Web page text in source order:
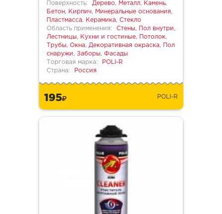
Поверхность:
Дерево, Металл, Камень,
Бетон, Кирпич, Минеральные основания,
Пластмасса, Керамика, Стекло
Область применения:
Стены, Пол внутри,
Лестницы, Кухни и гостиные, Потолок,
Трубы, Окна, Декоративная окраска, Пол
снаружи, Заборы, Фасады
Торговая марка:
POLI-R
Страна:
Россия
195 POLI-R